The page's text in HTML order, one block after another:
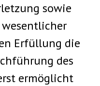
sowie
Erfüllung die
des
ermöglicht